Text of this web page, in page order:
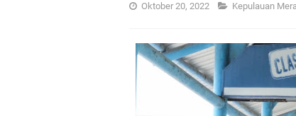
PTPN
Bupati
Oktober 20, 2022 Kepulauan